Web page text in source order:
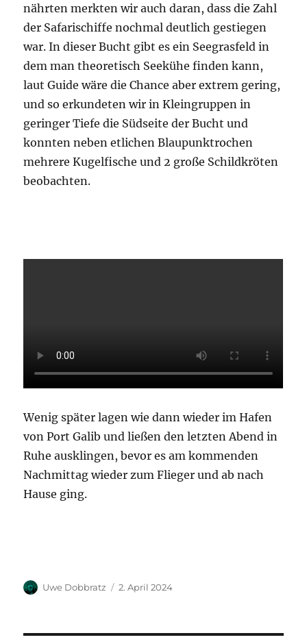
nährten merkten wir auch daran, dass die Zahl
der Safarischiffe nochmal deutlich gestiegen
war. In dieser Bucht gibt es ein Seegrasfeld in
dem man theoretisch Seekühe finden kann,
laut Guide wäre die Chance aber extrem gering,
und so erkundeten wir in Kleingruppen in
geringer Tiefe die Südseite der Bucht und
konnten neben etlichen Blaupunktrochen
mehrere Kugelfische und 2 große Schildkröten
beobachten.
Wenig später lagen wie dann wieder im Hafen
von Port Galib und ließen den letzten Abend in
Ruhe ausklingen, bevor es am kommenden
Nachmittag wieder zum Flieger und ab nach
Hause ging.
Autor
Uwe Dobbratz
Veröffentlicht
2. April 2024